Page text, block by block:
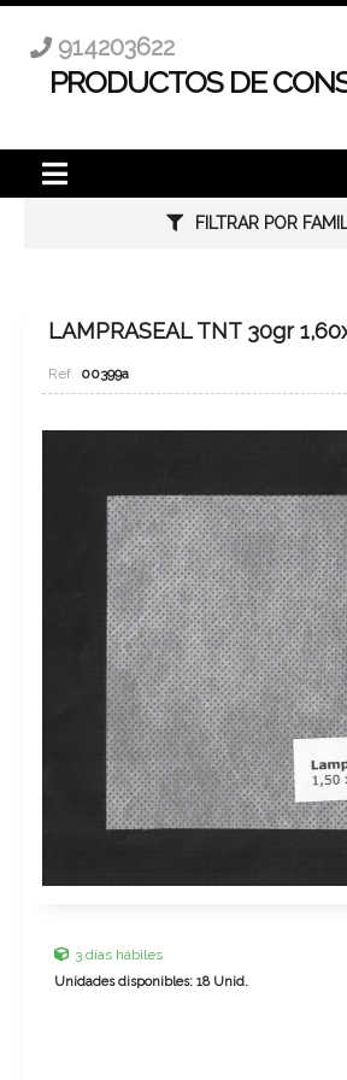
PRODUCTOS DE
914203622
FILTRAR POR
LAMPRASEAL TNT 30gr
00399a
3 días hábiles
Unidades disponibles: 18 Unid.